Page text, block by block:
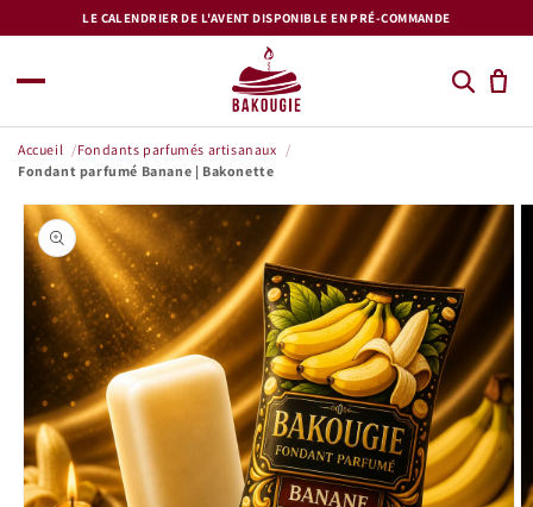
passerLE CALENDRIER DE L'AVENT DISPONIBLE EN PRÉ-COMMANDE
Accueil
Fondants parfumés artisanaux
Fondant parfumé Banane | Bakonette
Passer aux
informations
produits